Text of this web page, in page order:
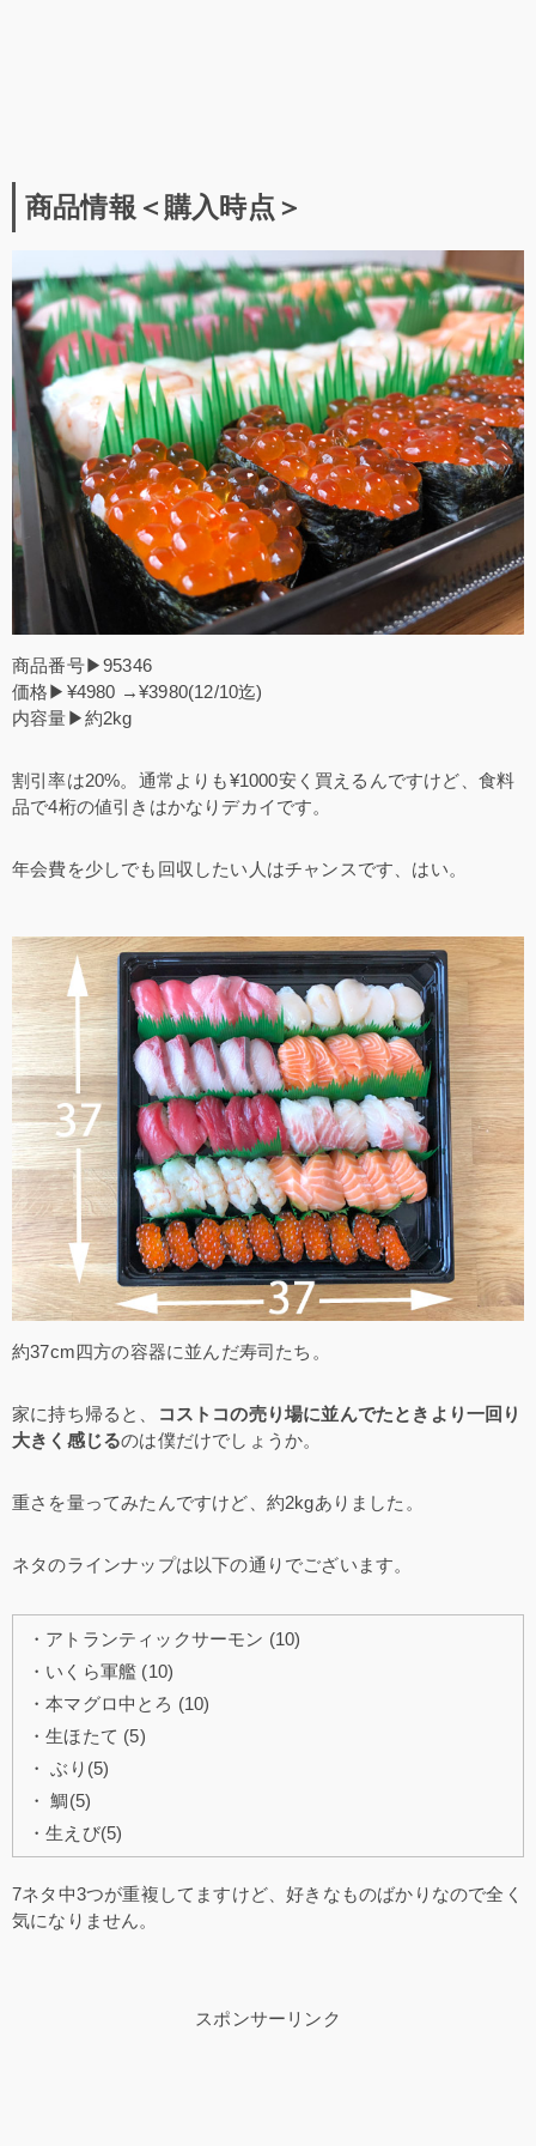
商品情報＜購入時点＞
商品番号▶95346
価格▶¥4980 →¥3980(12/10迄)
内容量▶約2kg
割引率は20%。通常よりも¥1000安く買えるんですけど、食料
品で4桁の値引きはかなりデカイです。
年会費を少しでも回収したい人はチャンスです、はい。
約37cm四方の容器に並んだ寿司たち。
家に持ち帰ると、
コストコの売り場に並んでたときより一回り
大きく感じるのは僕だけでしょうか。
重さを量ってみたんですけど、約2kgありました。
ネタのラインナップは以下の通りでございます。
・アトランティックサーモン (10)
・いくら軍艦 (10)
・本マグロ中とろ (10)
・生ほたて (5)
・ ぶり(5)
・ 鯛(5)
・生えび(5)
7ネタ中3つが重複してますけど、好きなものばかりなので全く
気になりません。
スポンサーリンク